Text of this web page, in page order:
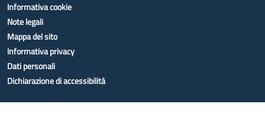
Informativa cookie
Note legali
Mappa del sito
Informativa privacy
Dati personali
Dichiarazione di accessibilità